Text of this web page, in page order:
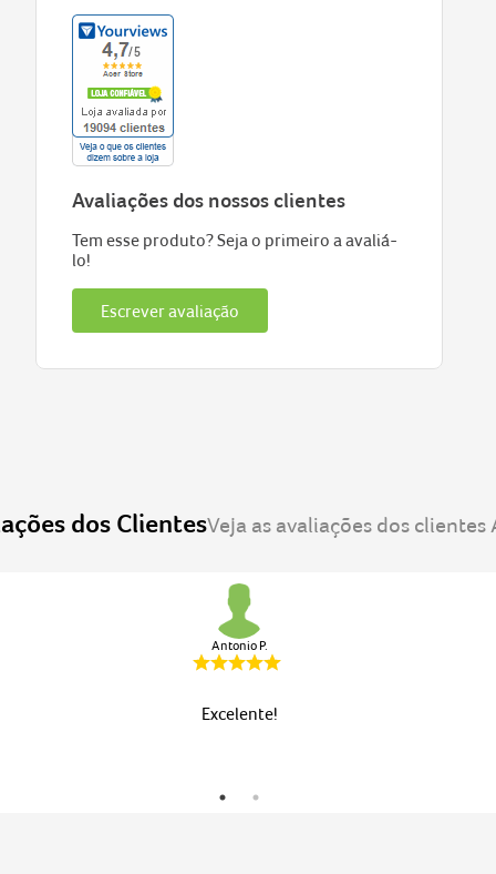
Avaliações dos nossos clientes
Tem esse produto? Seja o primeiro a avaliá-
lo!
Escrever avaliação
Antonio P.
Excelente!